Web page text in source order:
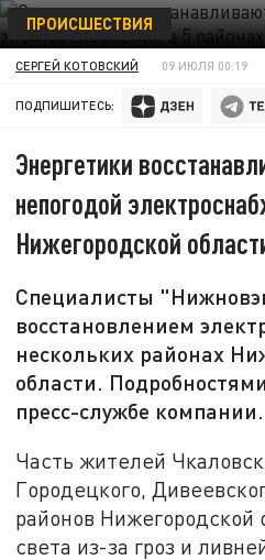
ПРОИСШЕСТВИЯ
СЕРГЕЙ КОТОВСКИЙ 09 ИЮЛЯ 00:19
ПОДПИШИТЕСЬ:
Энергетики
непогодой
Нижегородской
Специалисты
восстановлением
нескольких районах
области.
пресс-службе компании.
Часть жителей
Городецкого,
районов Нижегородской
света из-за гроз и